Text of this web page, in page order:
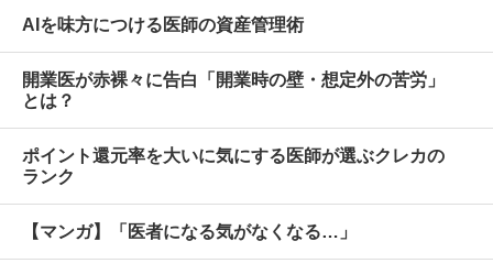
AIを味方につける医師の資産管理術
開業医が赤裸々に告白「開業時の壁・想定外の苦労」
とは？
ポイント還元率を大いに気にする医師が選ぶクレカの
ランク
【マンガ】「医者になる気がなくなる…」